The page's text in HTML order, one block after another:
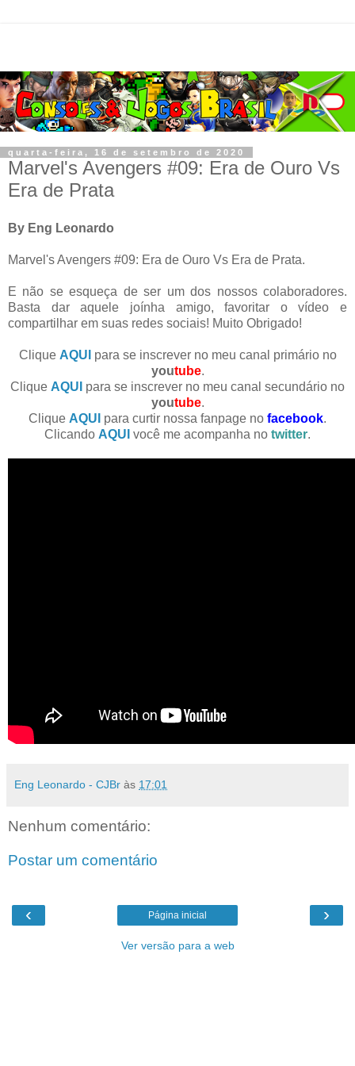
quarta-feira, 16 de setembro de 2020
Marvel's Avengers #09: Era de Ouro Vs
Era de Prata
By Eng Leonardo
Marvel's Avengers #09: Era de Ouro Vs Era de Prata.
E não se esqueça de ser um dos nossos colaboradores.
Basta dar aquele joínha amigo, favoritar o vídeo e
compartilhar em suas redes sociais! Muito Obrigado!
Clique AQUI para se inscrever no meu canal primário no
youtube.
Clique AQUI para se inscrever no meu canal secundário no
youtube.
Clique AQUI para curtir nossa fanpage no facebook.
Clicando AQUI você me acompanha no twitter.
Eng Leonardo - CJBr às 17:01
Nenhum comentário:
Postar um comentário
‹ ›
Página inicial
Ver versão para a web